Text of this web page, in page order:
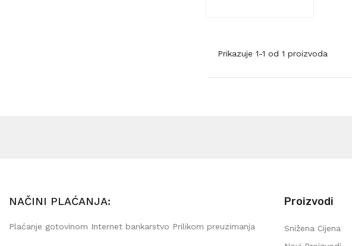
Prikazuje 1-1 od 1 proizvoda
NAČINI PLAĆANJA:
Plaćanje gotovinom Internet bankarstvo Prilikom preuzimanja
Proizvodi
Snižena Cijena